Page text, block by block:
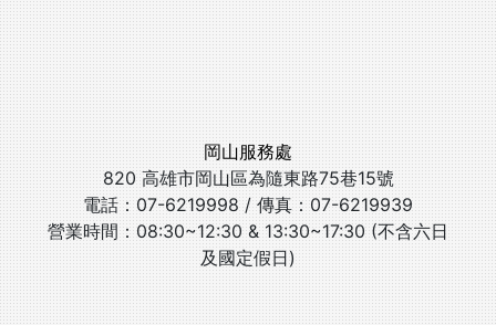
岡山服務處
820 高雄市岡山區為隨東路75巷15號
電話：07-6219998 / 傳真：07-6219939
營業時間：08:30~12:30 & 13:30~17:30 (不含六日
及國定假日)